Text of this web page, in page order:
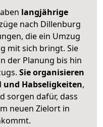
langjährige
nach Dillenburg
die ein Umzug
mit sich bringt. Sie
der Planung bis hin
Sie organisieren
und Habseligkeiten,
sorgen dafür, dass
neuen Zielort in